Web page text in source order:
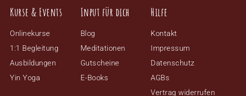
Kurse & Events
Onlinekurse
1:1 Begleitung
Ausbildungen
Yin Yoga
Input für dich
Blog
Meditationen
Gutscheine
E-Books
Hilfe
Kontakt
Impressum
Datenschutz
AGBs
Vertrag widerrufen